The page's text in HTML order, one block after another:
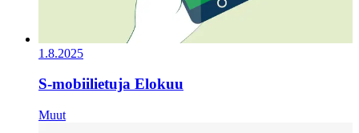
1.8.2025
S-mobiilietuja Elokuu
Muut